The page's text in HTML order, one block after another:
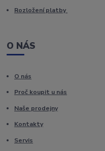
Rozložení platby
O NÁS
O nás
Proč koupit u nás
Naše prodejny
Kontakty
Servis